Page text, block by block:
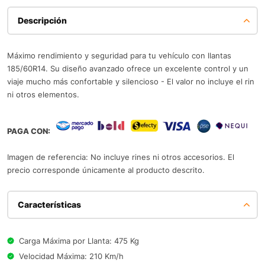
Descripción
Máximo rendimiento y seguridad para tu vehículo con llantas
185/60R14. Su diseño avanzado ofrece un excelente control y un
viaje mucho más confortable y silencioso - El valor no incluye el rin
ni otros elementos.
PAGA CON:
Imagen de referencia: No incluye rines ni otros accesorios. El
precio corresponde únicamente al producto descrito.
Características
Carga Máxima por Llanta: 475 Kg
Velocidad Máxima: 210 Km/h